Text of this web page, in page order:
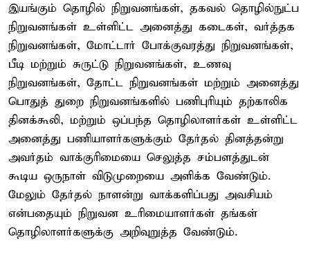
இயங்கும் தொழில் நிறுவனங்கள், தகவல் தொழில்நுட்ப
நிறுவனங்கள் உள்ளிட்ட அனைத்து கடைகள், வர்த்தக
நிறுவனங்கள், மோட்டார் போக்குவரத்து நிறுவனங்கள்,
பீடி மற்றும் சுருட்டு நிறுவனங்கள், உணவு
நிறுவனங்கள், தோட்ட நிறுவனங்கள் மற்றும் அனைத்து
பொதுத் துறை நிறுவனங்களில் பணிபுரியும் தற்காலிக
தினக்கூலி, மற்றும் ஒப்பந்த தொழிலாளர்கள் உள்ளிட்ட
அனைத்து பணியாளர்களுக்கும் தேர்தல் தினத்தன்று
அவர்தம் வாக்குரிமையை செலுத்த சம்பளத்துடன்
கூடிய ஒருநாள் விடுமுறையை அளிக்க வேண்டும்.
மேலும் தேர்தல் நாளன்று வாக்களிப்பது அவசியம்
என்பதையும் நிறுவன உரிமையாளர்கள் தங்கள்
தொழிலாளர்களுக்கு அறிவுறுத்த வேண்டும்.